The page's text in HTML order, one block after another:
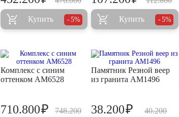
Купить 5% Купить 5%
Комплекс с синим
оттенком AM6528
748.200
710.800₽
Памятник Резной веер
из гранита AM1496
40.200
38.200₽